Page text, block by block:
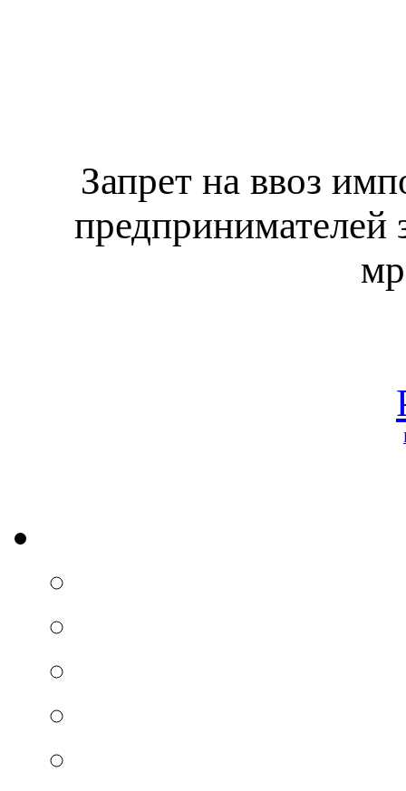
Запрет на ввоз
предпринимателей